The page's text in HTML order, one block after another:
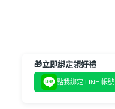
🎁立即綁定領好禮
點我綁定 LINE 帳號